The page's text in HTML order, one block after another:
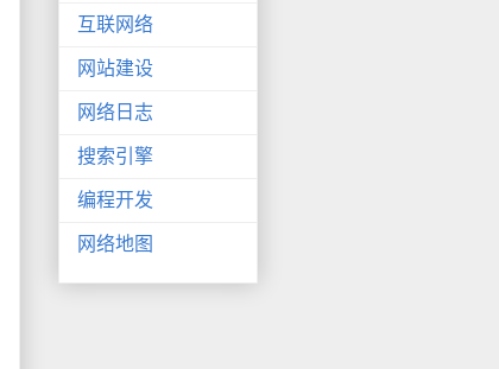
互联网络
网站建设
网络日志
搜索引擎
编程开发
网络地图